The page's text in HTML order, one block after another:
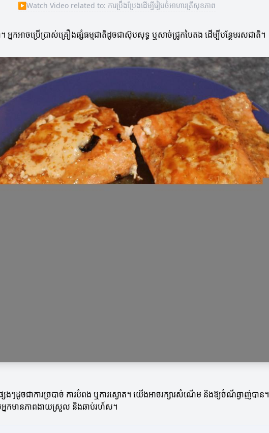
▶Watch Video related to: ការប្រឹងប្រែងដើម្បីរៀបចំអាហារត្រីសុខភាព
អ្នកអាចប្រើប្រាស់គ្រឿងផ្សំធម្មជាតិដូចជាស៊ុបសុទ្ធ ឬសាច់ជ្រូកបៃតង ដើម្បីបន្ថែមរសជាតិ។
សេងៗដូចជាការច្របាច់ ការបំពង ឬការស្ងោត។ យើងអាចរក្សារសំណើម និងឱ្យចំណីឆ្ងាញ់បាន។
អ្នកមានភាពងាយស្រួល និងឆាប់រហ័ស។